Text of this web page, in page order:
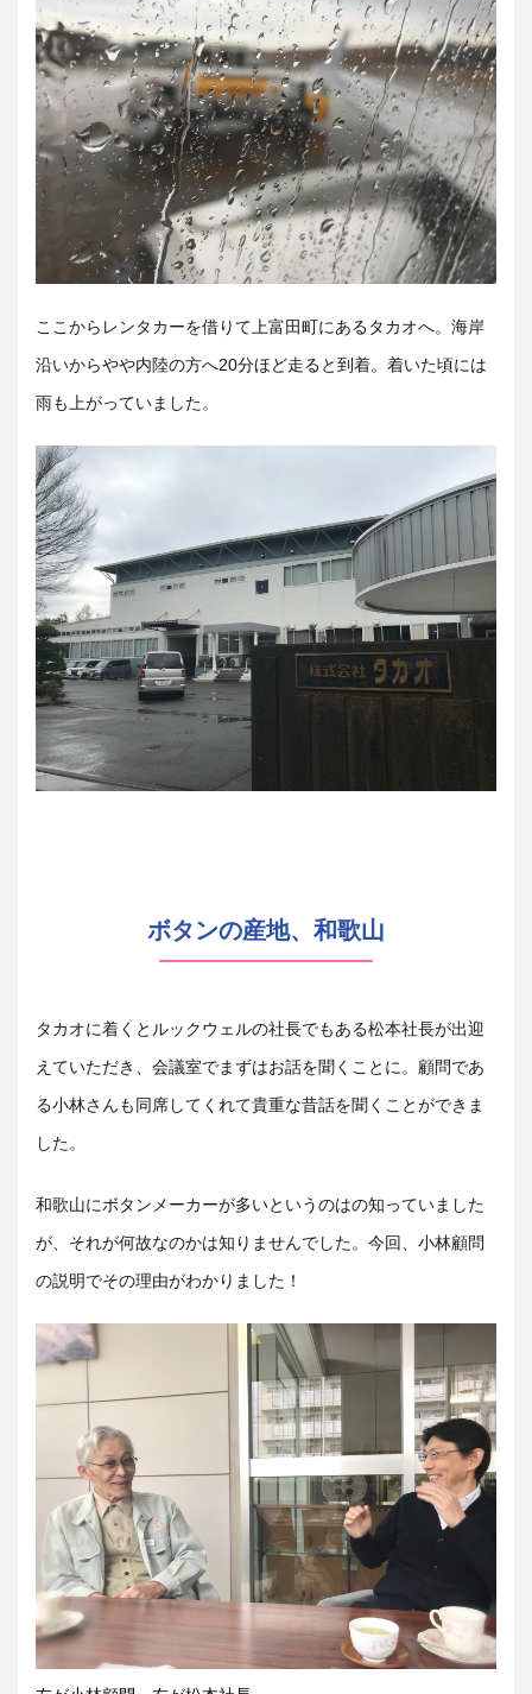
ここからレンタカーを借りて上富田町にあるタカオへ。海岸
沿いからやや内陸の方へ20分ほど走ると到着。着いた頃には
雨も上がっていました。
ボタンの産地、和歌山
タカオに着くとルックウェルの社長でもある松本社長が出迎
えていただき、会議室でまずはお話を聞くことに。顧問であ
る小林さんも同席してくれて貴重な昔話を聞くことができま
した。
和歌山にボタンメーカーが多いというのはの知っていました
が、それが何故なのかは知りませんでした。今回、小林顧問
の説明でその理由がわかりました！